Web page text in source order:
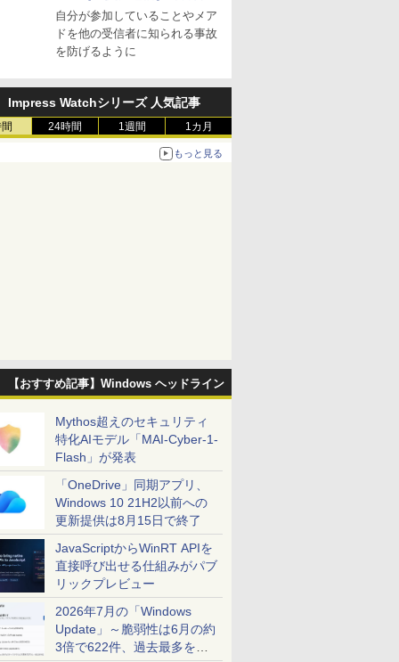
表示
自分が参加していることやメア
ドを他の受信者に知られる事故
を防げるように
Impress Watchシリーズ 人気記事
24時間 1週間 1カ月
もっと見る
【おすすめ記事】Windows ヘッドライン
Mythos超えのセキュリティ
特化AIモデル「MAI-Cyber-1-
Flash」が発表
「OneDrive」同期アプリ、
Windows 10 21H2以前への
更新提供は8月15日で終了
JavaScriptからWinRT APIを
直接呼び出せる仕組みがパブ
リックプレビュー
2026年7月の「Windows
Update」～脆弱性は6月の約
3倍で622件、過去最多を大